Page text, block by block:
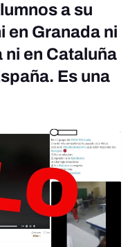
a su
en Granada ni
ni en Cataluña
Es una